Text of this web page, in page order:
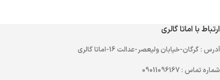
ارتباط با اماتا گالری
آدرس: گرگان-خیابان ولیعصر-عدالت 16-اماتا گالری
شماره تماس: 09011096167